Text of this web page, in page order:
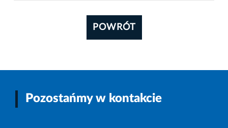
POWRÓT
Pozostańmy w kontakcie